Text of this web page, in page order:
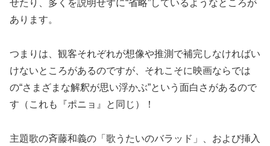
せたり、多くを説明せずに“省略”しているようなところが
あります。
つまりは、観客それぞれが想像や推測で補完しなければい
けないところがあるのですが、それこそに映画ならでは
の“さまざまな解釈が思い浮かぶ”という面白さがあるので
す（これも『ポニョ』と同じ）！
主題歌の斉藤和義の「歌うたいのバラッド」、および挿入